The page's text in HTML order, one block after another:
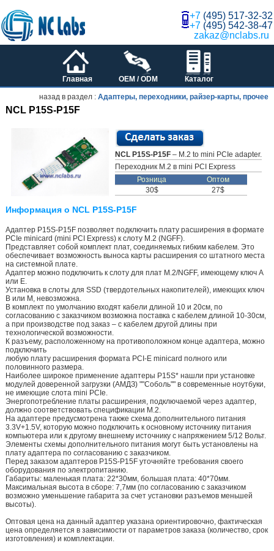
+7 (495) 517-32-32
+7 (495) 542-38-47
zakaz@nclabs.ru
Главная OEM / ODM Каталог
назад в раздел :Адаптеры, переходники, райзер-карты, прочее
NCL P15S-P15F
NCL P15S-P15F– M.2 to mini PCIe adapter.
Переходник M.2 в mini PCI Express
Розница
Оптом
30$
27$
Информация о NCL P15S-P15F
Адаптер P15S-P15F позволяет подключить плату расширения в формате
PCIe minicard (mini PCI Express) к слоту M.2 (NGFF).
Представляет собой комплект плат, соединяемых гибким кабелем. Это
обеспечивает возможность выноса карты расширения со штатного места
на системной плате.
Адаптер можно подключить к слоту для плат М.2/NGFF, имеющему ключ А
или Е.
Установка в слоты для SSD (твердотельных накопителей), имеющих ключ
B или M, невозможна.
В комплект по умолчанию входят кабели длиной 10 и 20см, по
согласованию с заказчиком возможна поставка с кабелем длиной 10-30см,
а при производстве под заказ – с кабелем другой длины при
технологической возможности.
К разъему, расположенному на противоположном конце адаптера, можно
подключить
любую плату расширения формата PCI-E minicard полного или
половинного размера.
Наиболее широкое применение адаптеры P15S* нашли при установке
модулей доверенной загрузки (АМДЗ) ""Соболь"" в современные ноутбуки,
не имеющие слота mini PCIe.
Энергопотребление платы расширения, подключаемой через адаптер,
должно соответствовать спецификации М.2.
На адаптере предусмотрена также схема дополнительного питания
3.3V+1.5V, которую можно подключить к основному источнику питания
компьютера или к другому внешнему источнику с напряжением 5/12 Вольт.
Элементы схемы дополнительного питания могут быть установлены на
плату адаптера по согласованию с заказчиком.
Перед заказом адаптеров P15S-P15F уточняйте требования своего
оборудования по электропитанию.
Габариты: маленькая плата: 22*30мм, большая плата: 40*70мм.
Максимальная высота в сборе: 7,7мм (по согласованию с заказчиком
возможно уменьшение габарита за счет установки разъемов меньшей
высоты).
Оптовая цена на данный адаптер указана ориентировочно, фактическая
цена определяется в зависимости от параметров заказа (количество, срок
изготовления) и комплектации.